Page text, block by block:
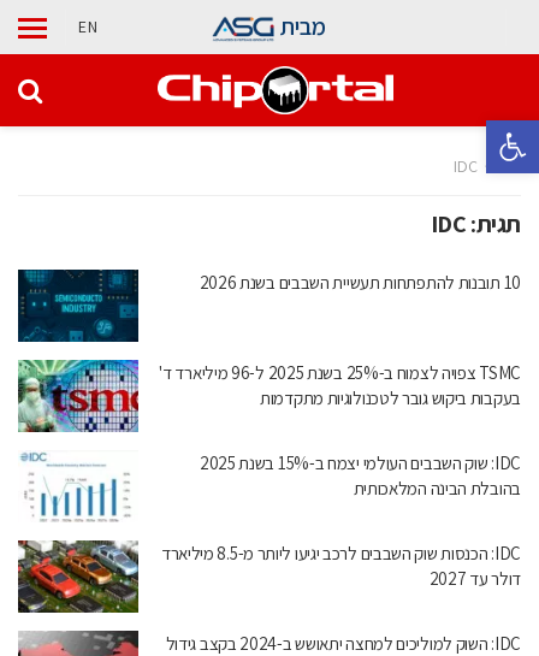
פתח סרגל נגישות
מבית EN
בית IDC
תגית:IDC
10 תובנות להתפתחות תעשיית השבבים בשנת 2026
TSMC צפויה לצמוח ב-25% בשנת 2025 ל-96 מיליארד ד'
בעקבות ביקוש גובר לטכנולוגיות מתקדמות
IDC: שוק השבבים העולמי יצמח ב-15% בשנת 2025
בהובלת הבינה המלאכותית
IDC: הכנסות שוק השבבים לרכב יגיעו ליותר מ-8.5 מיליארד
דולר עד 2027
IDC: השוק למוליכים למחצה יתאושש ב-2024 בקצב גידול